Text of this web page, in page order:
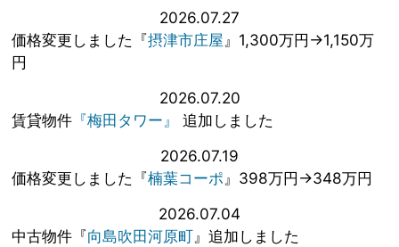
2026.07.27
価格変更しました『摂津市庄屋』1,300万円→1,150万
円
2026.07.20
賃貸物件 『梅田タワー』
追加しました
2026.07.19
価格変更しました『楠葉コーポ』398万円→348万円
2026.07.04
中古物件『向島吹田河原町』追加しました